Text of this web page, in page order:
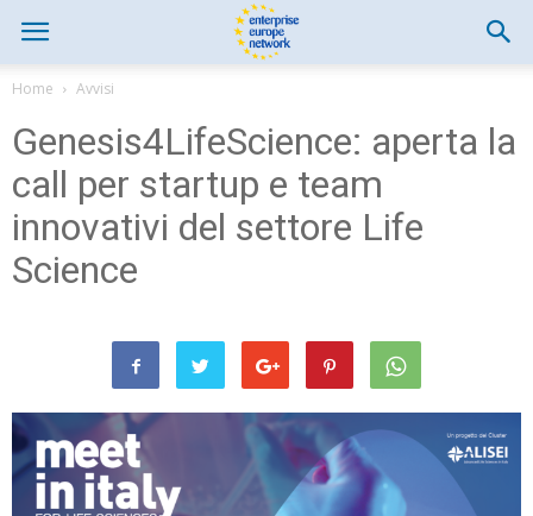
Home Avvisi
Genesis4LifeScience: aperta la
call per startup e team
innovativi del settore Life
Science